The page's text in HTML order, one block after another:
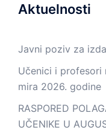
Aktuelnosti
Javni poziv za
Učenici i profesori
mira 2026. godine
RASPORED
UČENIKE U